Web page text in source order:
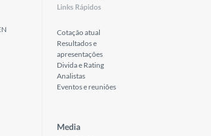
Links Rápidos
Cotação atual
Resultados e
apresentações
Divida e Rating
Analistas
Eventos e reuniões
Media